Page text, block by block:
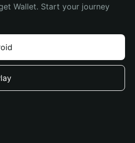
Wallet. Start your journey